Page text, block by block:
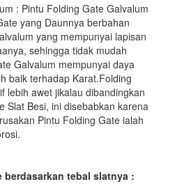
: Pintu Folding Gate Galvalum
yang Daunnya berbahan
yang mempunyai lapisan
sehingga tidak mudah
Galvalum mempunyai daya
baik terhadap Karat.Folding
lebih awet jikalau dibandingkan
Slat Besi, ini disebabkan karena
Pintu Folding Gate ialah
tebal slatnya :